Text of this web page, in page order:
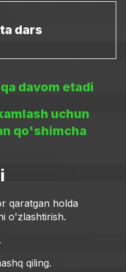
dars
davom etadi
uchun
qo'shimcha
qaratgan holda
o'zlashtirish.
qiling.